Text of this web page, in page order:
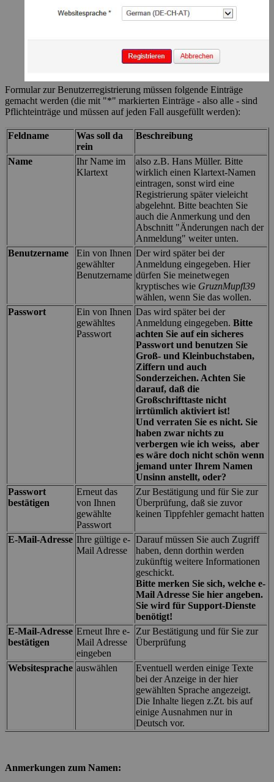
Formular zur Benutzerregistrierung müssen folgende Einträge
gemacht werden (die mit "*" markierten Einträge - also alle - sind
Pflichteinträge und müssen auf jeden Fall ausgefüllt werden):
Feldname
Was soll da
rein
Beschreibung
Name
Ihr Name im
Klartext
also z.B. Hans Müller. Bitte
wirklich einen Klartext-Namen
eintragen, sonst wird eine
Registrierung später vieleicht
abgelehnt. Bitte beachten Sie
auch die Anmerkung und den
Abschnitt "Änderungen nach der
Anmeldung" weiter unten.
Benutzername
Ein von Ihnen
gewählter
Benutzername
Der wird später bei der
Anmeldung eingegeben. Hier
dürfen Sie meinetwegen
kryptisches wie GruznMupfl39
wählen, wenn Sie das wollen.
Passwort
Ein von Ihnen
gewähltes
Passwort
Das wird später bei der
Anmeldung eingegeben. Bitte
achten Sie auf ein sicheres
Passwort und benutzen Sie
Groß- und Kleinbuchstaben,
Ziffern und auch
Sonderzeichen. Achten Sie
darauf, daß die
Großschrifttaste nicht
irrtümlich aktiviert ist!
Und verraten Sie es nicht. Sie
haben zwar nichts zu
verbergen wie ich weiss, aber
es wäre doch nicht schön wenn
jemand unter Ihrem Namen
Unsinn anstellt, oder?
Passwort
bestätigen
Erneut das
von Ihnen
gewählte
Passwort
Zur Bestätigung und für Sie zur
Überprüfung, daß sie zuvor
keinen Tippfehler gemacht hatten
E-Mail-Adresse Ihre gültige e-
Mail Adresse
Darauf müssen Sie auch Zugriff
haben, denn dorthin werden
zukünftig weitere Informationen
geschickt.
Bitte merken Sie sich, welche e-
Mail Adresse Sie hier angeben.
Sie wird für Support-Dienste
benötigt!
E-Mail-Adresse
bestätigen
Erneut Ihre e-
Mail Adresse
eingeben
Zur Bestätigung und für Sie zur
Überprüfung
Websitesprache auswählen
Eventuell werden einige Texte
bei der Anzeige in der hier
gewählten Sprache angezeigt.
Die Inhalte liegen z.Zt. bis auf
einige Ausnahmen nur in
Deutsch vor.
Anmerkungen zum Namen: